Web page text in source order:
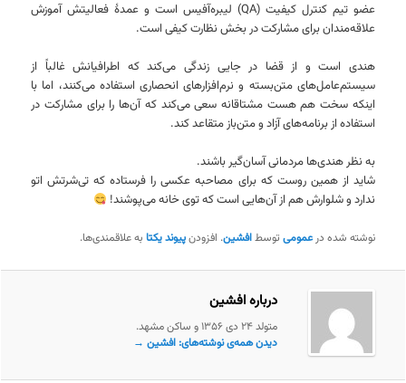
عضو تیم کنترل کیفیت (QA) لیبره‌آفیس است و عمدهٔ فعالیتش آموزش
علاقه‌مندان برای مشارکت در بخش نظارت کیفی است.
هندی است و از قضا در جایی زندگی می‌کند که اطرافیانش غالباً از
سیستم‌عامل‌های متن‌بسته و نرم‌افزارهای انحصاری استفاده می‌کنند، اما با
اینکه سخت هم هست مشتاقانه سعی می‌کند که آن‌ها را برای مشارکت در
استفاده از برنامه‌های آزاد و متن‌باز متقاعد کند.
به نظر هندی‌ها مردمانی آسان‌گیر باشند.
شاید از همین روست که برای مصاحبه عکسی را فرستاده که تی‌شرتش اتو
ندارد و شلوارش هم از آن‌هایی است که توی خانه می‌پوشند!
نوشته شده درعمومی توسطافشین. افزودنپیوند یکتا به علاقمندی‌ها.
درباره افشین
متولد ۲۴ دی ۱۳۵۶ و ساکن مشهد.
دیدن همه‌ی نوشته‌های: افشین →